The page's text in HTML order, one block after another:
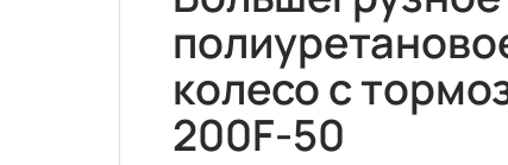
колесо с
200F-50